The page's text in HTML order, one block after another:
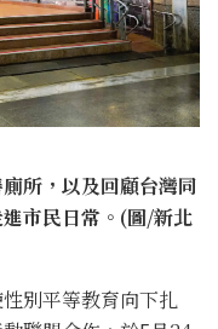
所，以及回顧台灣同
市民日常。(圖/新北
別平等教育向下扎